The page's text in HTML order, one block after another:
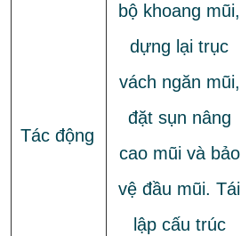
Tác động
bộ khoang mũi,
dựng lại trục
vách ngăn mũi,
đặt sụn nâng
cao mũi và bảo
vệ đầu mũi. Tái
lập cấu trúc